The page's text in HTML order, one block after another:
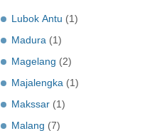
Lubok Antu (1)
Madura (1)
Magelang (2)
Majalengka (1)
Makssar (1)
Malang (7)